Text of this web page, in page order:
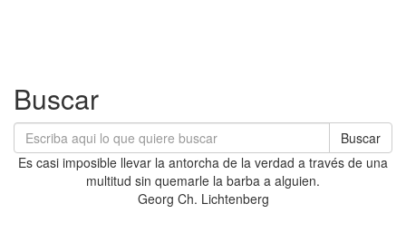
Buscar
Buscar
Es casi imposible llevar la antorcha de la verdad a través de una
multitud sin quemarle la barba a alguien.
Georg Ch. Lichtenberg